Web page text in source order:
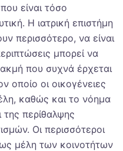
είναι τόσο
Η ιατρική επιστήμη
περισσότερο, να είναι
μπορεί να
που συχνά έρχεται
οποίο οι οικογένειες
καθώς και το νόημα
της περίθαλψης
Οι περισσότεροι
μέλη των κοινοτήτων